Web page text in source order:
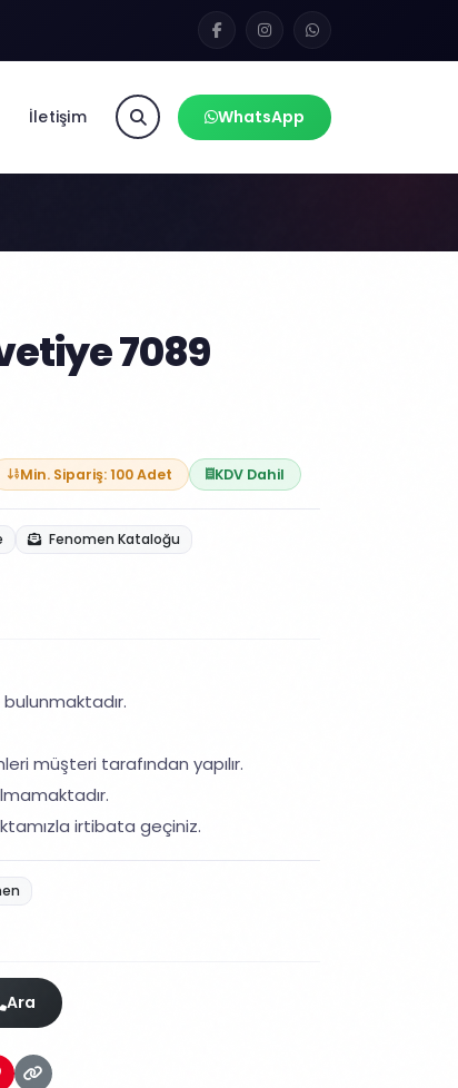
İletişim WhatsApp
7089
Min. Sipariş: 100 Adet KDV Dahil
Fenomen Kataloğu
müşteri tarafından yapılır.
irtibata geçiniz.
Ara